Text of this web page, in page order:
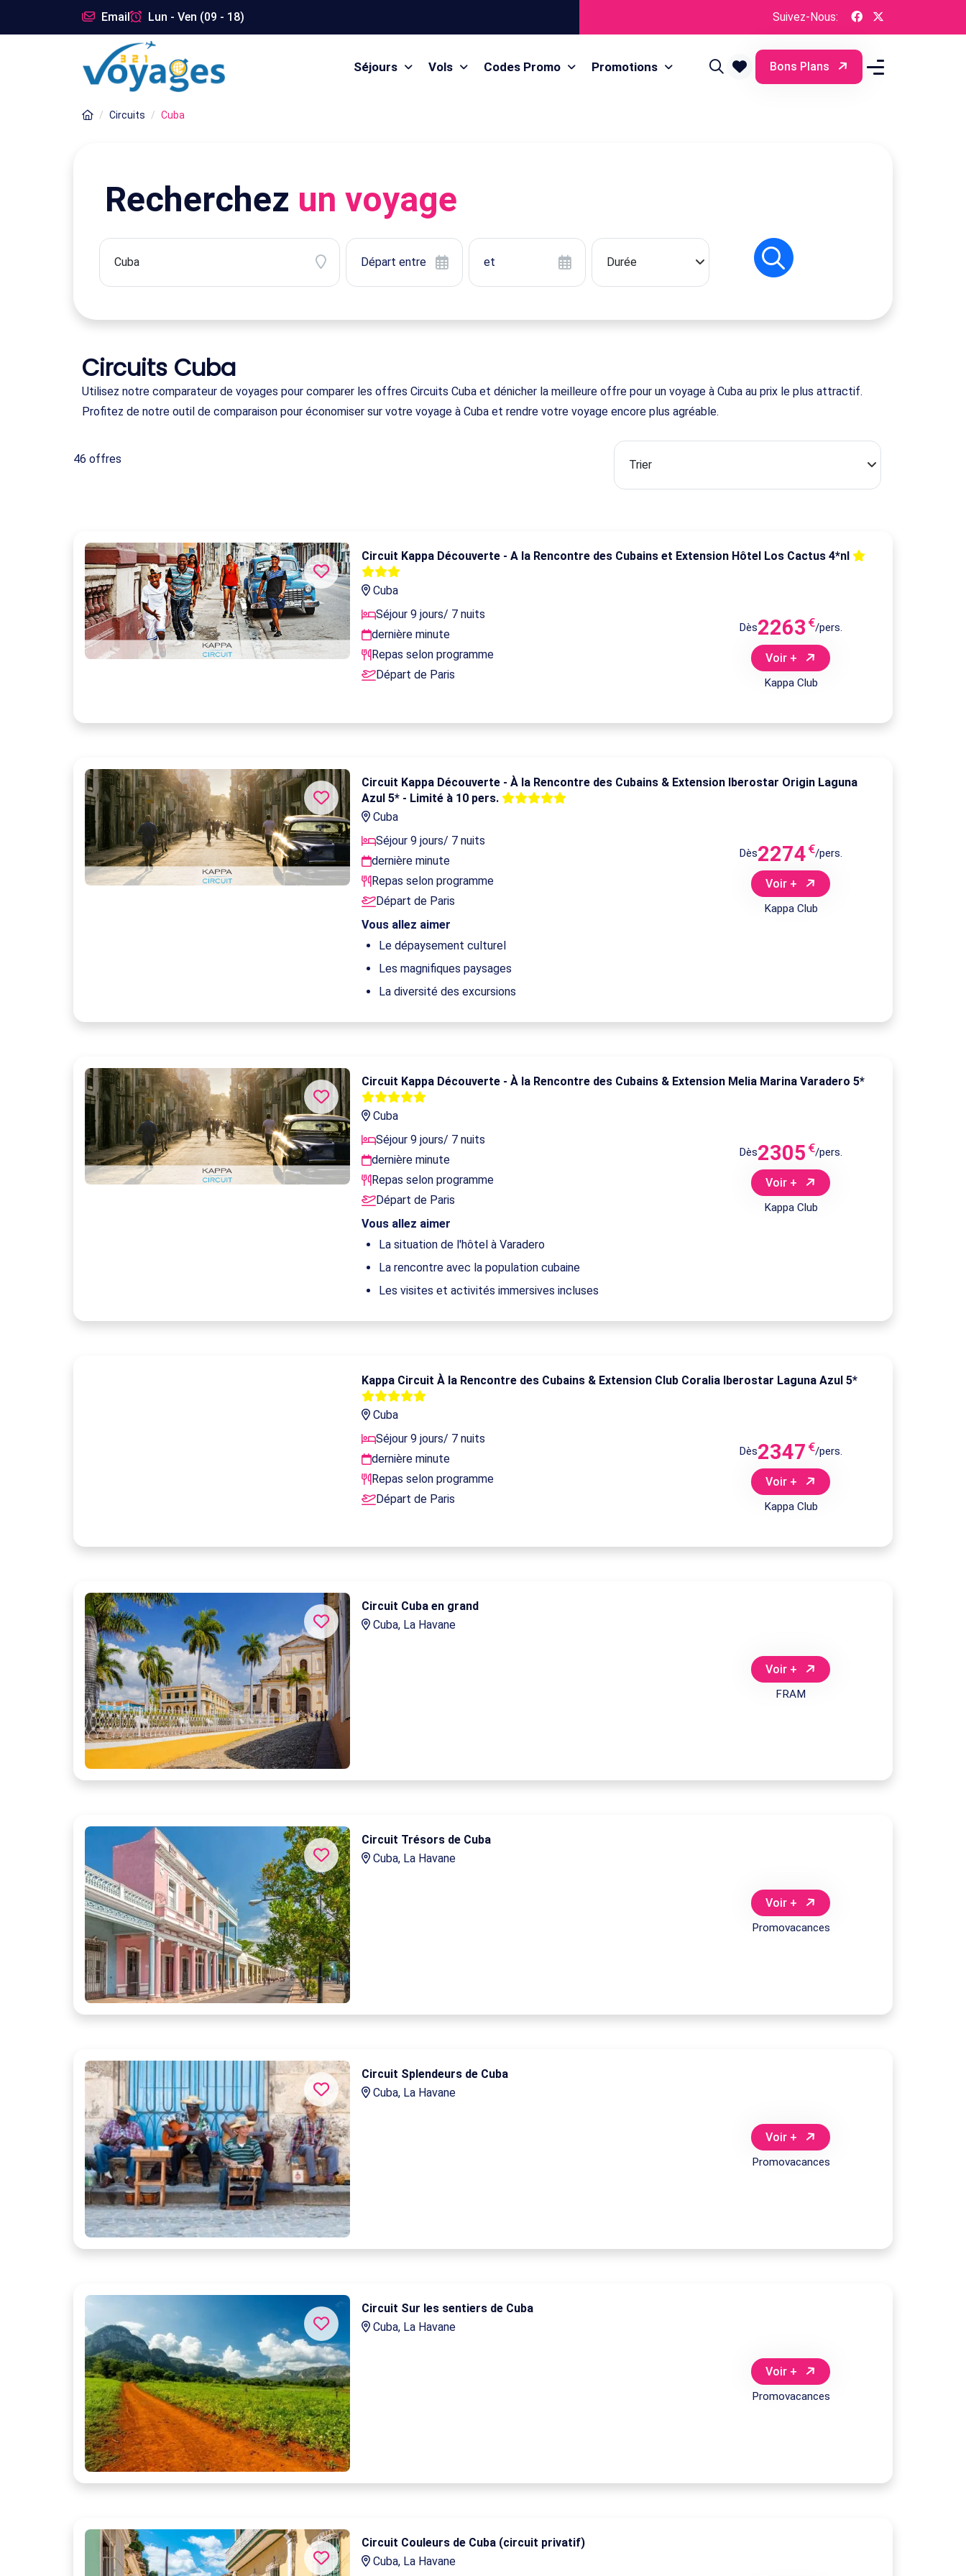
Email Lun - Ven (09 - 18) Suivez-Nous:
Séjours Vols Codes Promo Promotions Bons Plans
Circuits Cuba
Recherchez un voyage
Circuits Cuba
Utilisez notre comparateur de voyages pour comparer les offres Circuits Cuba et dénicher la meilleure offre pour un voyage à Cuba au prix le plus attractif.
Profitez de notre outil de comparaison pour économiser sur votre voyage à Cuba et rendre votre voyage encore plus agréable.
46 offres
Circuit Kappa Découverte - A la Rencontre des Cubains et Extension Hôtel Los Cactus 4*nl
Cuba
Séjour 9 jours/ 7 nuits
dernière minute
Repas selon programme
Départ de Paris
Dès2263 €/pers.
Voir +
Kappa Club
Circuit Kappa Découverte - À la Rencontre des Cubains & Extension Iberostar Origin Laguna
Azul 5* - Limité à 10 pers.
Cuba
Séjour 9 jours/ 7 nuits
dernière minute
Repas selon programme
Départ de Paris
Vous allez aimer
Le dépaysement culturel
Les magnifiques paysages
La diversité des excursions
Dès2274 €/pers.
Voir +
Kappa Club
Circuit Kappa Découverte - À la Rencontre des Cubains & Extension Melia Marina Varadero 5*
Cuba
Séjour 9 jours/ 7 nuits
dernière minute
Repas selon programme
Départ de Paris
Vous allez aimer
La situation de l'hôtel à Varadero
La rencontre avec la population cubaine
Les visites et activités immersives incluses
Dès2305 €/pers.
Voir +
Kappa Club
Kappa Circuit À la Rencontre des Cubains & Extension Club Coralia Iberostar Laguna Azul 5*
Cuba
Séjour 9 jours/ 7 nuits
dernière minute
Repas selon programme
Départ de Paris
Dès2347 €/pers.
Voir +
Kappa Club
Circuit Cuba en grand
Cuba, La Havane
Voir +
FRAM
Circuit Trésors de Cuba
Cuba, La Havane
Voir +
Promovacances
Circuit Splendeurs de Cuba
Cuba, La Havane
Voir +
Promovacances
Circuit Sur les sentiers de Cuba
Cuba, La Havane
Voir +
Promovacances
Circuit Couleurs de Cuba (circuit privatif)
Cuba, La Havane